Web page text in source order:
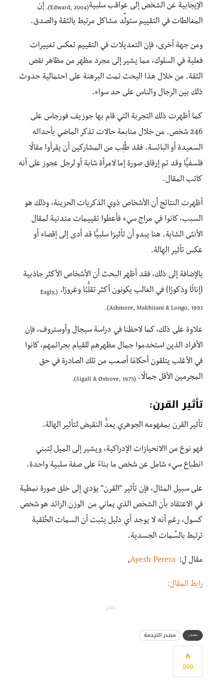
الإيجابية عن الشخص إلى عواقب سلبية(Edward, 2004).
إن
المغالطات في التقييم ستولِّد مشاكل مرتبط بالثقة والصدق.
ومن جهة أخرى، فإن التعديلات في التقييم تعكس تغييرات
فعلية في السلوك، مما يشير إلى مجرد مظهر من مظاهر نقص
الثقة. من خلال هذا البحث تمت البرهنة على احتمالية حدوث
ذلك بين الرجال والناس على حد سواء.
كما أظهرت ذلك التجربة التي قام بها جوزيف فورجاس على
246 شخص. من خلال متابعة حالات تذكر الماضي بأحداثه
السعيدة أو البائسة. فقد طُلِب من المشاركين أن يقرأوا مقالًا
فلسفيًّا وقد تم إرفاق صورة إما لامرأة شابة أو لرجل عجوز على أنه
كاتب المقال.
أظهرت النتائج أن الأشخاص ذوي الذكريات الحزينة، وذلك هو
السبب، كانوا في مزاج سيء فأعطوا تقييمات متدنية لمقال
الأنثى الشابة. هنا يبدو أن تأثيرًا سلبيًّا قد أدى إلى إقصاء أو
عكس تأثير الهالة.
بالإضافة إلى ذلك، فقد أظهر البحث أن الأشخاص الأكثر جاذبية
(إناثًا وذكورًا) في الغالب يكونون أكثر تقلُّبًا وغرورًا.
(Eagly,
Ashmore, Makhijani & Longo, 1991).
علاوة على ذلك، كما لاحظنا في دراسة سيجال وأوستروف، فإن
الأفراد الذين استخدموا جمال مظهرهم للقيام بجرائمهم، كانوا
في الأغلب يتلقون أحكامًا أصعب من تلك الصادرة في حق
المجرمين الأقل جمالًا. (Sigall & Ostrove, 1975).
تأثير القرن:
تأثير القرن بمفهومه الجوهري يعدُّ النقيض لتأثير الهالة.
فهو نوع من االانحيازات الإدراكية، ويشير إلى الميل لِتبني
انطباع سيء شامل عن شخص ما بناءً على صفة سلبية واحدة.
على سبيل المثال، فإن تأثير “القرن” يؤدي إلى خلق صورة نمطية
في الاعتقاد بأن الشخص الذي يعاني من الوزن الزائد هو شخص
كسول، رغم أنه لا يوجد أي دليل يثبت أن السمات الخُلقية
ترتبط بالسِّمات الجسدية.
مقال لِ: Ayesh Perera
,
رابط المقال:
إعلان
مصدر مصدر الترجمة
999